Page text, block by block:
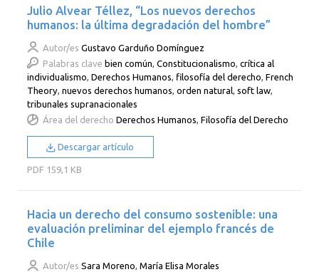
Julio Alvear Téllez, “Los nuevos derechos
humanos: la última degradación del hombre”
Autor/es Gustavo Garduño Domínguez
Palabras clave bien común,Constitucionalismo,crítica al
individualismo,Derechos Humanos, filosofía del derecho,French
Theory,nuevos derechos humanos,orden natural,soft law,
tribunales supranacionales
Área del derecho Derechos Humanos,Filosofía del Derecho
Descargar artículo
PDF 159,1 KB
Hacia un derecho del consumo sostenible: una
evaluación preliminar del ejemplo francés de
Chile
Autor/es Sara Moreno,María Elisa Morales